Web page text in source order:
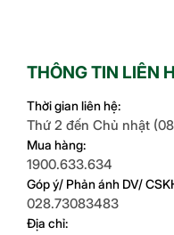
THÔNG TIN LIÊN
Thời gian liên hệ:
Thứ 2 đến Chủ nhật
Mua hàng:
1900.633.634
Góp ý/ Phản ánh DV/
028.73083483
Địa chỉ: